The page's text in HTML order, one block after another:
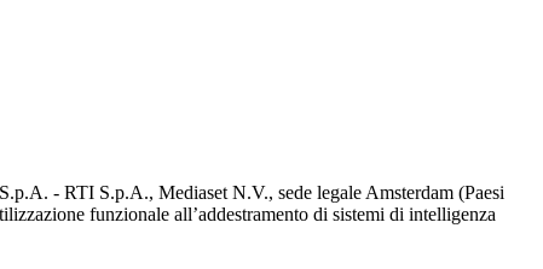
- RTI S.p.A., Mediaset N.V., sede legale Amsterdam (Paesi
funzionale all’addestramento di sistemi di intelligenza